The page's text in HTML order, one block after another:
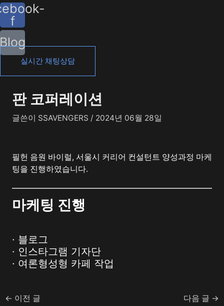
f
Blog
실시간 채팅상담
판 코퍼레이션
글쓴이 SSAVENGERS / 2024년 06월 28일
필헌 음원 바이럴, 서울시 커리어 컨설턴트 양성과정 마케
팅을 진행하였습니다.
마케팅 진행
· 블로그
· 인스타그램 기자단
· 여론형성형 카페 작업
← 이전 글 다음 글 →